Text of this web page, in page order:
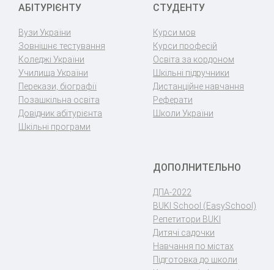
АБІТУРІЄНТУ
Вузи України
Зовнішнє тестування
Коледжі України
Училища України
Перекази, біографії
Позашкільна освіта
Довідник абітурієнта
Шкільні програми
СТУДЕНТУ
Курси мов
Курси професій
Освіта за кордоном
Шкільні підручники
Дистанційне навчання
Реферати
Школи України
ДОПОЛНИТЕЛЬНО
ДПА-2022
BUKI School (EasySchool)
Репетитори BUKI
Дитячі садочки
Навчання по містах
Підготовка до школи